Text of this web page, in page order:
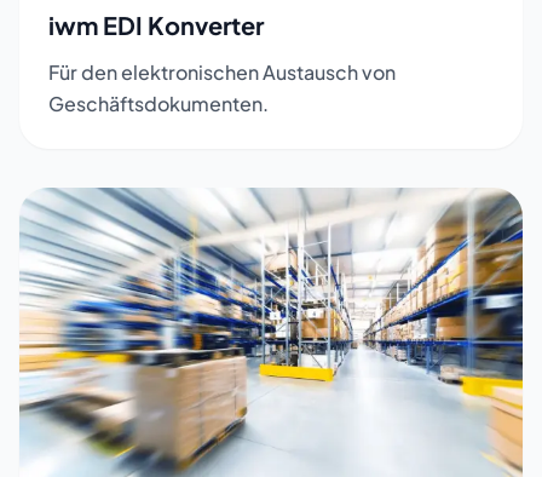
iwm EDI Konverter
Für den elektronischen Austausch von
Geschäftsdokumenten.